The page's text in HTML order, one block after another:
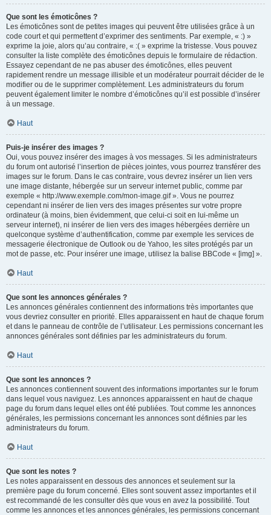
Que sont les émoticônes ?
Les émoticônes sont de petites images qui peuvent être utilisées grâce à un
code court et qui permettent d’exprimer des sentiments. Par exemple, « :) »
exprime la joie, alors qu’au contraire, « :( » exprime la tristesse. Vous pouvez
consulter la liste complète des émoticônes depuis le formulaire de rédaction.
Essayez cependant de ne pas abuser des émoticônes, elles peuvent
rapidement rendre un message illisible et un modérateur pourrait décider de le
modifier ou de le supprimer complètement. Les administrateurs du forum
peuvent également limiter le nombre d’émoticônes qu’il est possible d’insérer
à un message.
Haut
Puis-je insérer des images ?
Oui, vous pouvez insérer des images à vos messages. Si les administrateurs
du forum ont autorisé l’insertion de pièces jointes, vous pourrez transférer des
images sur le forum. Dans le cas contraire, vous devrez insérer un lien vers
une image distante, hébergée sur un serveur internet public, comme par
exemple « http://www.exemple.com/mon-image.gif ». Vous ne pourrez
cependant ni insérer de lien vers des images présentes sur votre propre
ordinateur (à moins, bien évidemment, que celui-ci soit en lui-même un
serveur internet), ni insérer de lien vers des images hébergées derrière un
quelconque système d’authentification, comme par exemple les services de
messagerie électronique de Outlook ou de Yahoo, les sites protégés par un
mot de passe, etc. Pour insérer une image, utilisez la balise BBCode « [img] ».
Haut
Que sont les annonces générales ?
Les annonces générales contiennent des informations très importantes que
vous devriez consulter en priorité. Elles apparaissent en haut de chaque forum
et dans le panneau de contrôle de l’utilisateur. Les permissions concernant les
annonces générales sont définies par les administrateurs du forum.
Haut
Que sont les annonces ?
Les annonces contiennent souvent des informations importantes sur le forum
dans lequel vous naviguez. Les annonces apparaissent en haut de chaque
page du forum dans lequel elles ont été publiées. Tout comme les annonces
générales, les permissions concernant les annonces sont définies par les
administrateurs du forum.
Haut
Que sont les notes ?
Les notes apparaissent en dessous des annonces et seulement sur la
première page du forum concerné. Elles sont souvent assez importantes et il
est recommandé de les consulter dès que vous en avez la possibilité. Tout
comme les annonces et les annonces générales, les permissions concernant